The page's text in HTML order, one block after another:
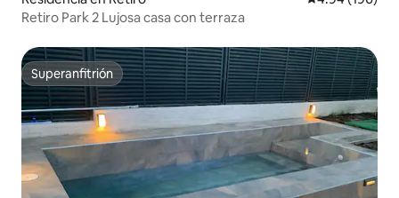
Retiro Park 2 Lujosa casa con terraza
Superanfitrión
Superanfitrión